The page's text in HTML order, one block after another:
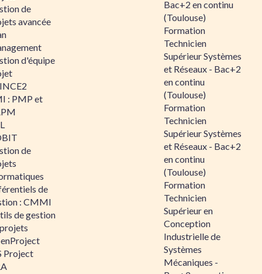
de
avancée
d'équipe
: PMP et
de
de
: CMMI
de gestion
Project
Bac+2 en continu
(Toulouse)
Formation
Technicien
Supérieur Systèmes
et Réseaux - Bac+2
en continu
(Toulouse)
Formation
Technicien
Supérieur Systèmes
et Réseaux - Bac+2
en continu
(Toulouse)
Formation
Technicien
Supérieur en
Conception
Industrielle de
Systèmes
Mécaniques -